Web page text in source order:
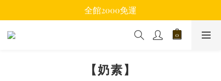
全館2000免運
【奶素】